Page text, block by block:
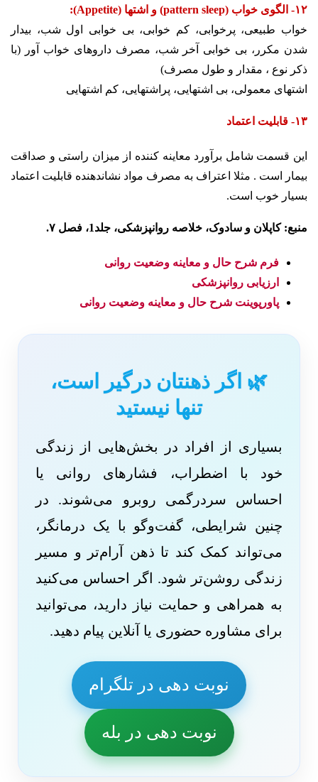
۱۲- الگوی خواب (pattern sleep) و اشتها (Appetite):
خواب طبیعی، پرخوابی، کم خوابی، بی خوابی اول شب، بیدار
شدن مکرر، بی خوابی آخر شب، مصرف داروهای خواب آور (با
ذکر نوع ، مقدار و طول مصرف)
اشتهای معمولی، بی اشتهایی، پراشتهایی، کم اشتهایی
۱۳- قابلیت اعتماد
این قسمت شامل برآورد معاینه کننده از میزان راستی و صداقت
بیمار است . مثلا اعتراف به مصرف مواد نشاندهنده قابلیت اعتماد
بسیار خوب است.
منبع: کاپلان و سادوک، خلاصه روانپزشکی، جلد1، فصل ۷.
فرم شرح حال و معاینه وضعیت روانی
ارزیابی روانپزشکی
پاورپوینت شرح حال و معاینه وضعیت روانی
🌿 اگر ذهنتان درگیر است،
تنها نیستید
بسیاری از افراد در بخش‌هایی از زندگی
خود با اضطراب، فشارهای روانی یا
احساس سردرگمی روبرو می‌شوند. در
چنین شرایطی، گفت‌وگو با یک درمانگر،
می‌تواند کمک کند تا ذهن آرام‌تر و مسیر
زندگی روشن‌تر شود. اگر احساس می‌کنید
به همراهی و حمایت نیاز دارید، می‌توانید
برای مشاوره حضوری یا آنلاین پیام دهید.
نوبت دهی در تلگرام
نوبت دهی در بله